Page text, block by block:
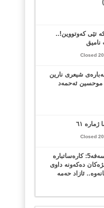
تێی کەوتووین!..
شیعرى نارین
موحسین ئەحمەد
٦١
دۆزی فەلسەفە5: کارەساتبارە
دەکەونە داوی
ئازاد حەمە